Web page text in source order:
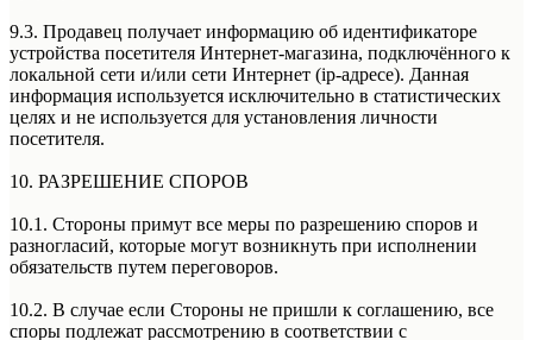
9.3. Продавец получает информацию об идентификаторе
устройства посетителя Интернет-магазина, подключённого к
локальной сети и/или сети Интернет (ip-адресе). Данная
информация используется исключительно в статистических
целях и не используется для установления личности
посетителя.
10. РАЗРЕШЕНИЕ СПОРОВ
10.1. Стороны примут все меры по разрешению споров и
разногласий, которые могут возникнуть при исполнении
обязательств путем переговоров.
10.2. В случае если Стороны не пришли к соглашению, все
споры подлежат рассмотрению в соответствии с